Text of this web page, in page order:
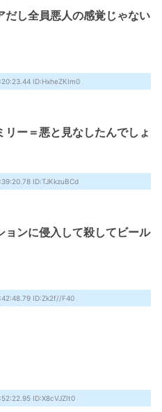
だし全員悪人の感覚じゃない
ID:HxheZKIm0
ー＝悪と見なしたんでしょ
ID:TJKkzuBCd
ョンに侵入して殺してビール
ID:Zk2f//F40
ID:X8cVJZIt0